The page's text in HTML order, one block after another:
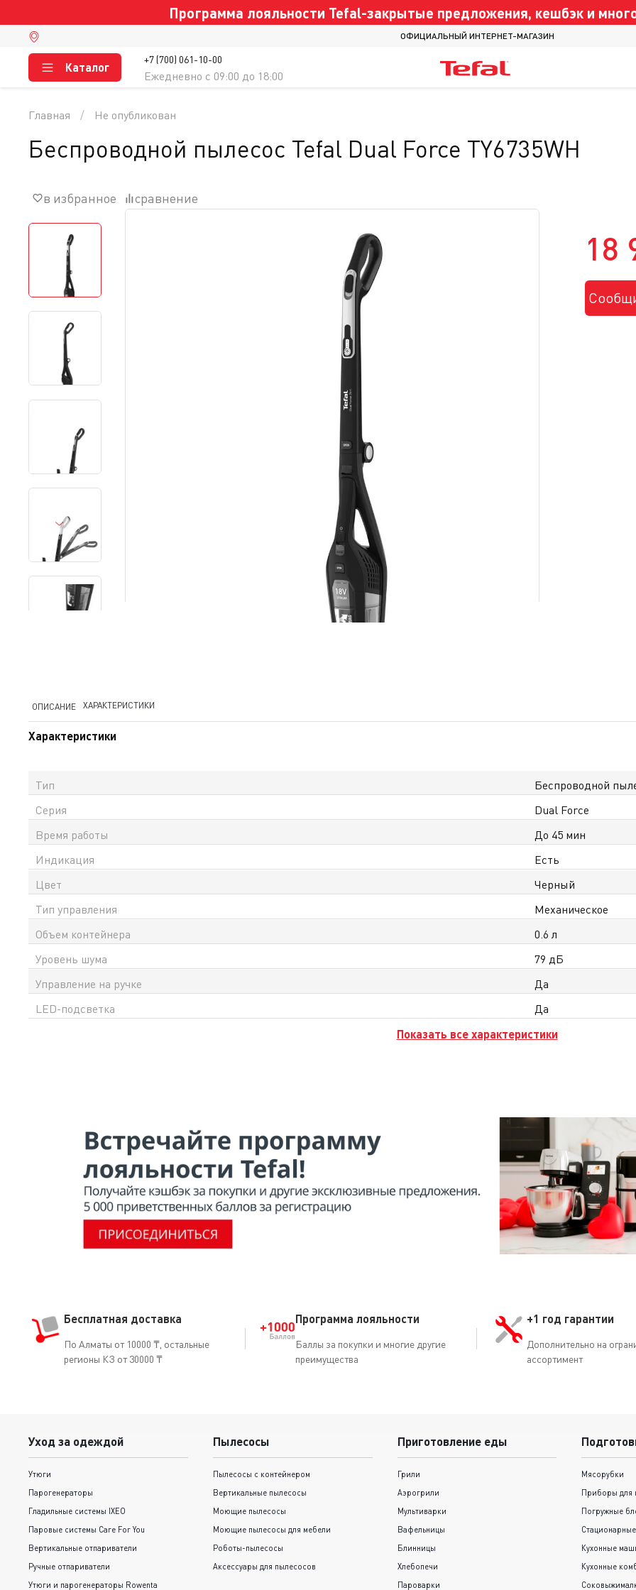
Программа лояльности Tefal-закрытые предложения, кешбэк и
ОФИЦИАЛЬНЫЙ ИНТЕРНЕТ-МАГАЗИН
+7 (700) 061-10-00
Ежедневно c 09:00 до 18:00
Каталог
18
Главная Не опубликован
Беспроводной пылесос Tefal Dual Force TY6735WH
в избранное сравнение
ОПИСАНИЕ ХАРАКТЕРИСТИКИ
Характеристики
Тип
Беспроводной
Серия
Dual Force
Время работы
До 45 мин
Индикация
Есть
Цвет
Черный
Тип управления
Механическое
Объем контейнера
0.6 л
Уровень шума
79 дБ
Управление на ручке
Да
LED-подсветка
Да
Показать все характеристики
Бесплатная доставка
По Алматы от 10000 ₸, остальные
регионы КЗ от 30000 ₸
Программа лояльности
Баллы за покупки и многие другие
преимущества
+1 год гарантии
Дополнительно на
ассортимент
Уход за одеждой
Утюги
Парогенераторы
Гладильные системы IXEO
Паровые системы Care For You
Вертикальные отпариватели
Ручные отпариватели
Утюги и парогенераторы Rowenta
Пылесосы
Пылесосы с контейнером
Вертикальные пылесосы
Моющие пылесосы
Моющие пылесосы для мебели
Роботы-пылесосы
Аксессуары для пылесосов
Приготовление еды
Грили
Аэрогрили
Мультиварки
Вафельницы
Блинницы
Хлебопечи
Пароварки
Мясорубки
Приборы для
Погружные
Кухонные
Кухонные